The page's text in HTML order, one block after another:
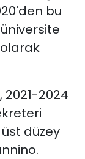
bu
2021-2024
düzey